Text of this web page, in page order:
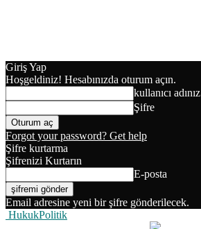
Giriş Yap
Hoşgeldiniz! Hesabınızda oturum açın.
kullanıcı adınız
Şifre
Forgot your password? Get help
Şifre kurtarma
Şifrenizi Kurtarın
E-posta
Email adresine yeni bir şifre gönderilecek.
HukukPolitik